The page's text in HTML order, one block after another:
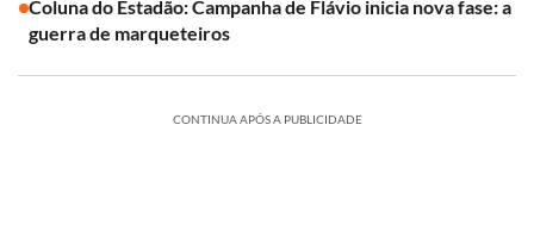
Coluna do Estadão: Campanha de Flávio inicia nova fase: a
guerra de marqueteiros
CONTINUA APÓS A PUBLICIDADE